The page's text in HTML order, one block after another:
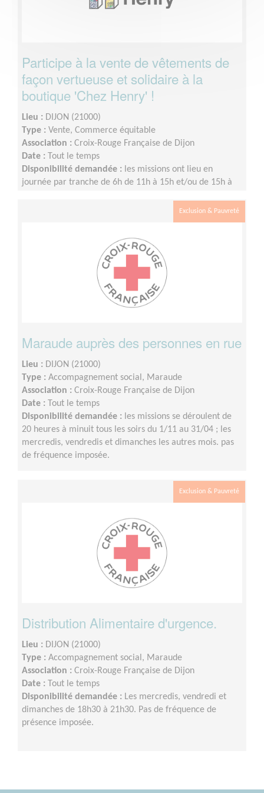
Participe à la vente de vêtements de
façon vertueuse et solidaire à la
boutique 'Chez Henry' !
Lieu : DIJON (21000)
Type : Vente, Commerce équitable
Association : Croix-Rouge Française de Dijon
Date : Tout le temps
Disponibilité demandée : les missions ont lieu en
journée par tranche de 6h de 11h à 15h et/ou de 15h à
vendredis et samedis. Pas de fréquence de présence
Exclusion & Pauvreté
Maraude auprès des personnes en rue
Lieu : DIJON (21000)
Type : Accompagnement social, Maraude
Association : Croix-Rouge Française de Dijon
Date : Tout le temps
Disponibilité demandée : les missions se déroulent de
20 heures à minuit tous les soirs du 1/11 au 31/04 ; les
mercredis, vendredis et dimanches les autres mois. pas
de fréquence imposée.
Exclusion & Pauvreté
Distribution Alimentaire d'urgence.
Lieu : DIJON (21000)
Type : Accompagnement social, Maraude
Association : Croix-Rouge Française de Dijon
Date : Tout le temps
Disponibilité demandée : Les mercredis, vendredi et
dimanches de 18h30 à 21h30. Pas de fréquence de
présence imposée.